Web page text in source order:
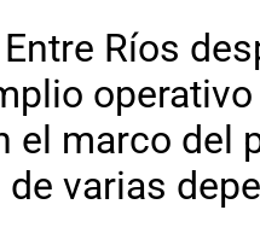
Ríos
el marco del
varias